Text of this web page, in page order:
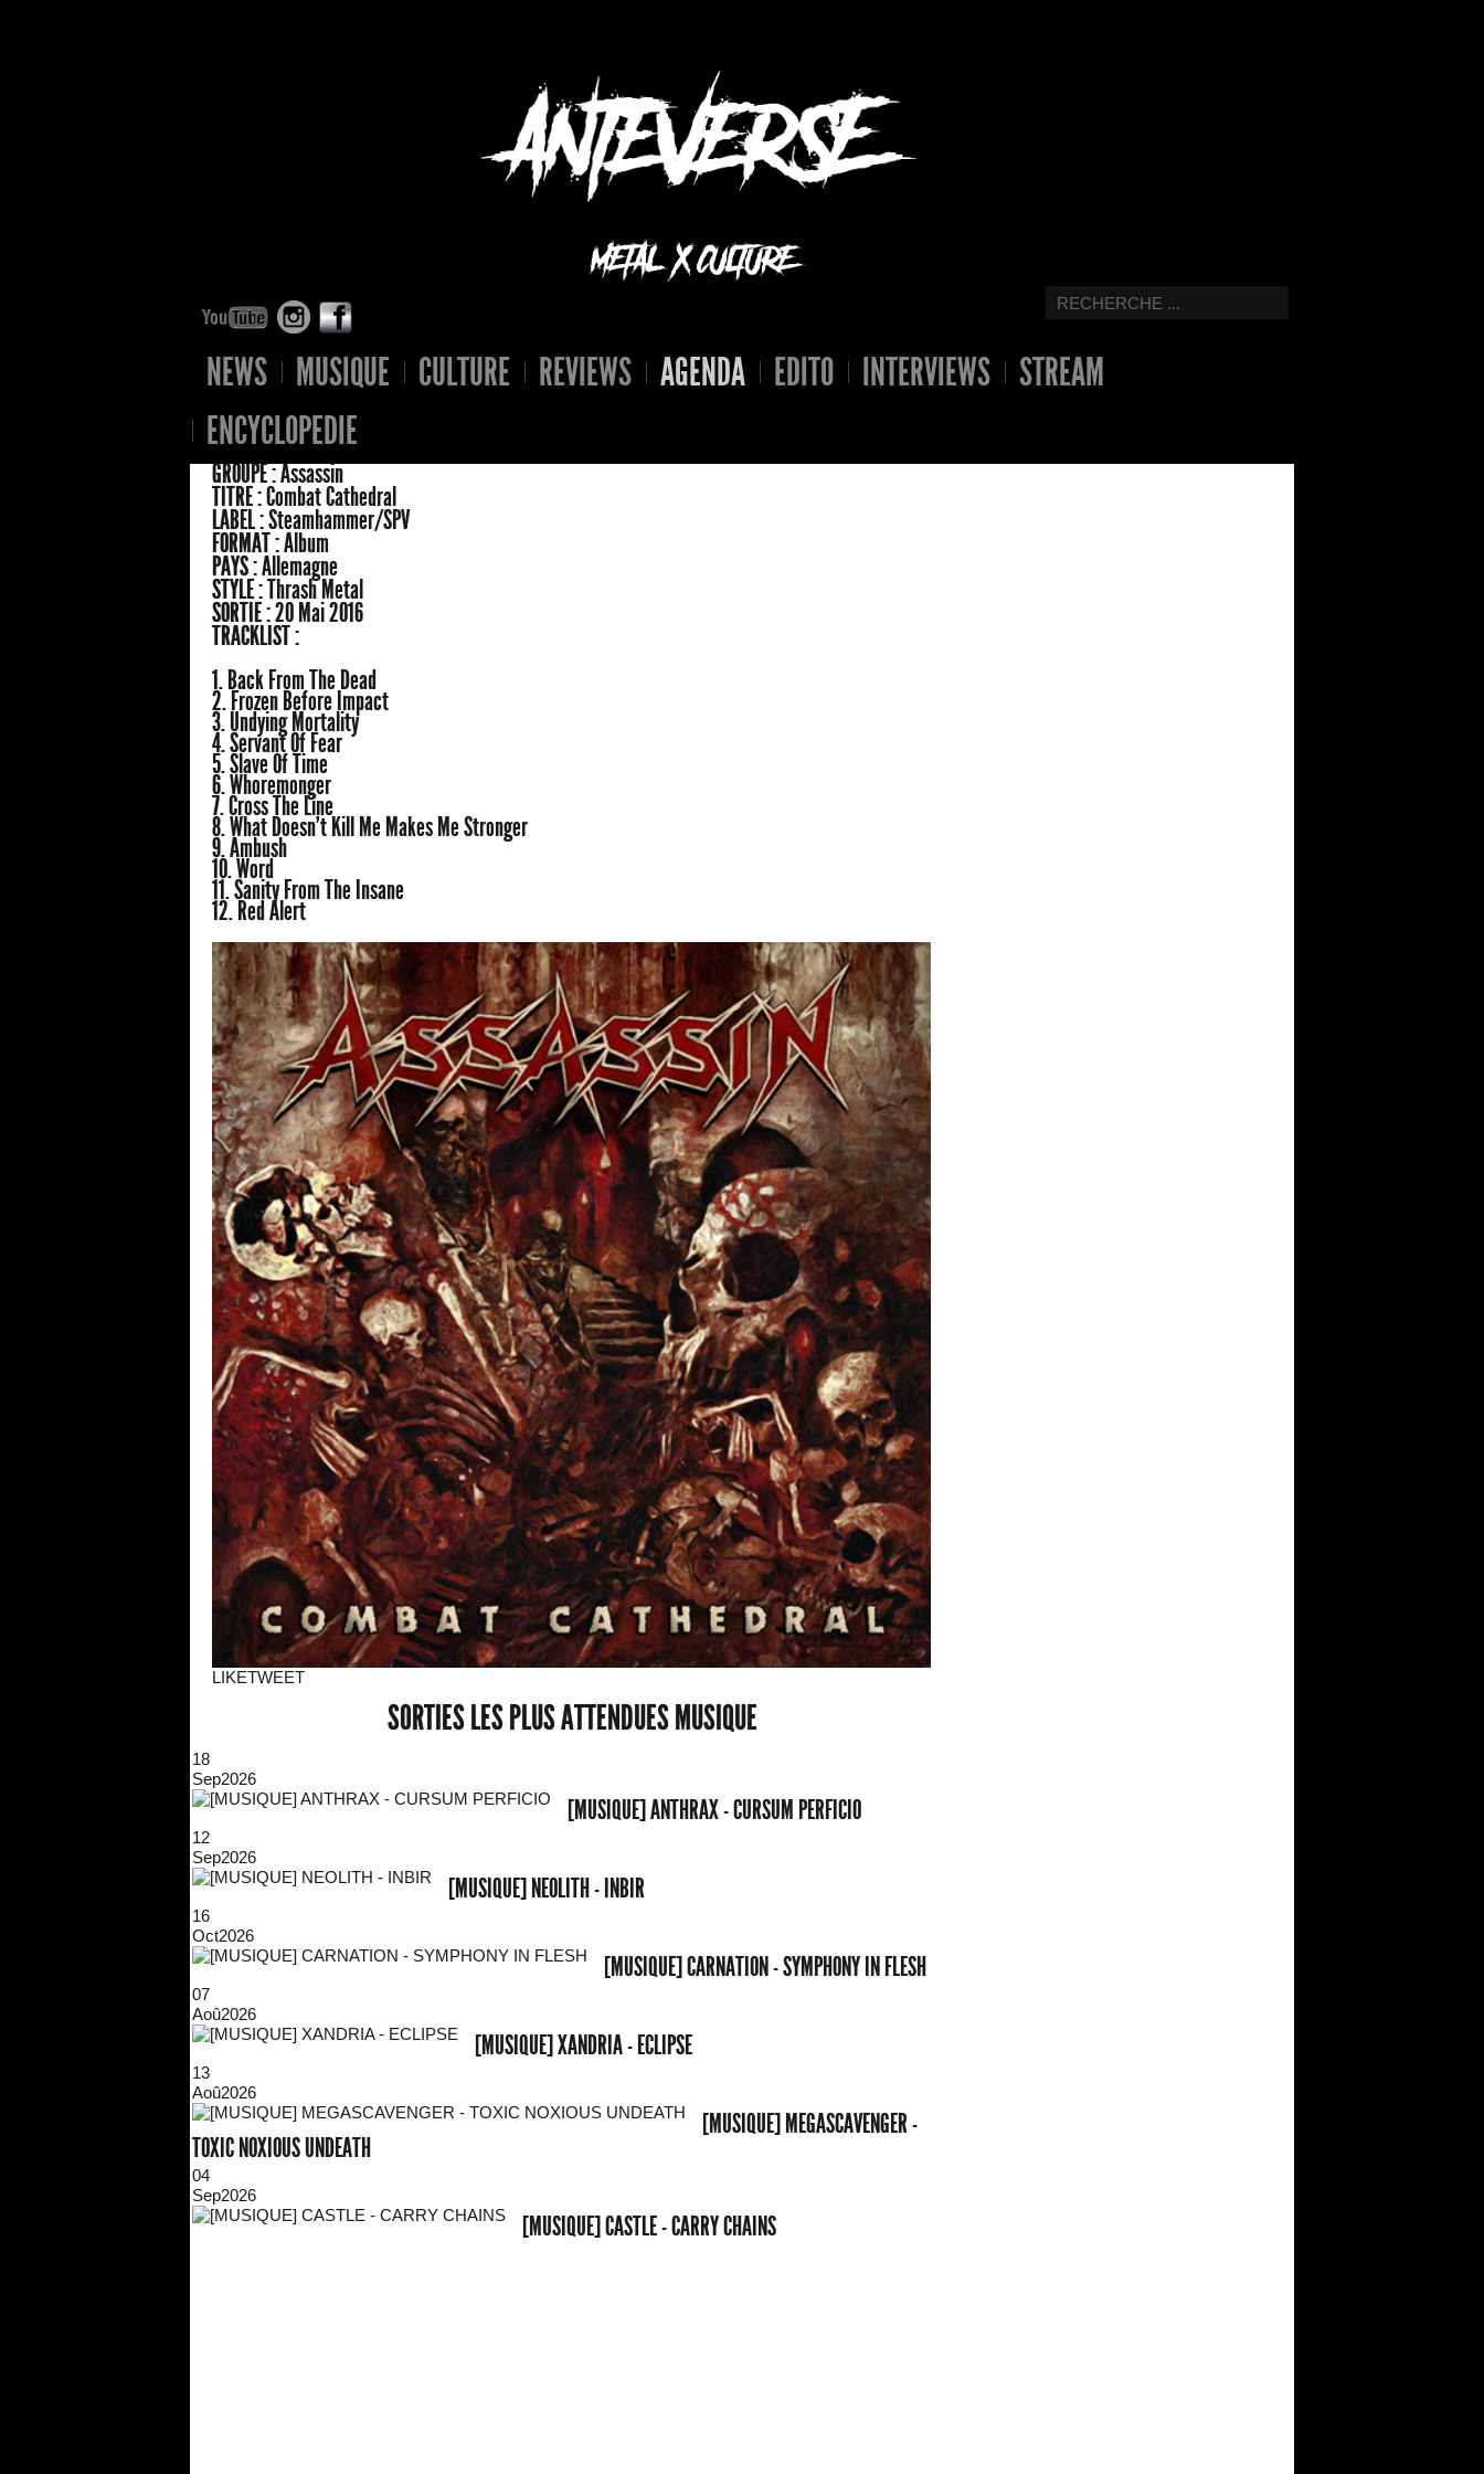
NEWS MUSIQUE CULTURE REVIEWS AGENDA EDITO INTERVIEWS
STREAM
ENCYCLOPEDIE
GROUPE :Assassin
TITRE :Combat Cathedral
LABEL :Steamhammer/SPV
FORMAT :Album
PAYS :Allemagne
STYLE :Thrash Metal
SORTIE :20 Mai 2016
TRACKLIST :
1. Back From The Dead
2. Frozen Before Impact
3. Undying Mortality
4. Servant Of Fear
5. Slave Of Time
6. Whoremonger
7. Cross The Line
8. What Doesn’t Kill Me Makes Me Stronger
9. Ambush
10. Word
11. Sanity From The Insane
12. Red Alert
LIKETWEET
SORTIES LES PLUS ATTENDUES MUSIQUE
18
Sep2026
[MUSIQUE] ANTHRAX - CURSUM PERFICIO
12
Sep2026
[MUSIQUE] NEOLITH - INBIR
16
Oct2026
[MUSIQUE] CARNATION - SYMPHONY IN FLESH
07
Aoû2026
[MUSIQUE] XANDRIA - ECLIPSE
13
Aoû2026
[MUSIQUE] MEGASCAVENGER -
TOXIC NOXIOUS UNDEATH
04
Sep2026
[MUSIQUE] CASTLE - CARRY CHAINS